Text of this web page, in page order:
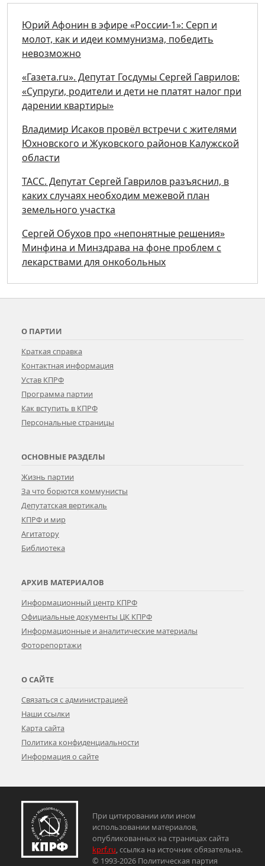
Юрий Афонин в эфире «России-1»: Серп и
молот, как и идеи коммунизма, победить
невозможно
«Газета.ru». Депутат Госдумы Сергей Гаврилов:
«Супруги, родители и дети не платят налог при
дарении квартиры»
Владимир Исаков провёл встречи с жителями
Юхновского и Жуковского районов Калужской
области
ТАСС. Депутат Сергей Гаврилов разъяснил, в
каких случаях необходим межевой план
земельного участка
Сергей Обухов про «непонятные решения»
Минфина и Минздрава на фоне проблем с
лекарствами для онкобольных
О ПАРТИИ
Краткая справка
Контактная информация
Устав КПРФ
Программа партии
Как вступить в КПРФ
Персональные страницы
ОСНОВНЫЕ РАЗДЕЛЫ
Жизнь партии
За что борются коммунисты
Депутатская вертикаль
КПРФ и мир
Агитатору
Библиотека
АРХИВ МАТЕРИАЛОВ
Информационный центр КПРФ
Официальные документы ЦК КПРФ
Информационные и аналитические материалы
Фоторепортажи
О САЙТЕ
Связаться с администрацией
Наши ссылки
Карта сайта
Политика конфиденциальности
Информация о сайте
При цитировании или ином
использовании материалов,
опубликованных на страницах сайта
kprf.ru, ссылка на источник обязательна.
© 1993-2026 Политическая партия